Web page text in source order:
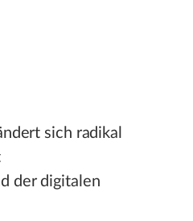
sich radikal
der digitalen